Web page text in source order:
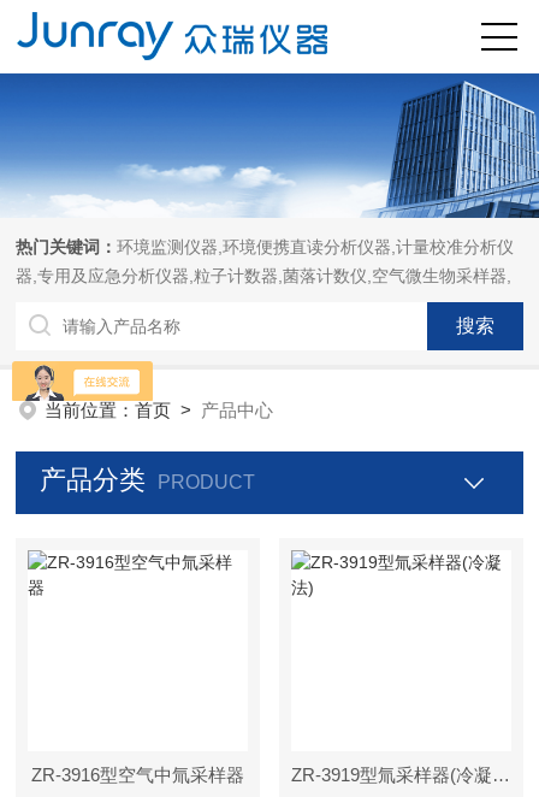
热门关键词：环境监测仪器,环境便携直读分析仪器,计量校准分析仪
器,专用及应急分析仪器,粒子计数器,菌落计数仪,空气微生物采样器,
当前位置：首页 > 产品中心
产品分类 PRODUCT
ZR-3916型空气中氚采样器 ZR-3919型氚采样器(冷凝法)